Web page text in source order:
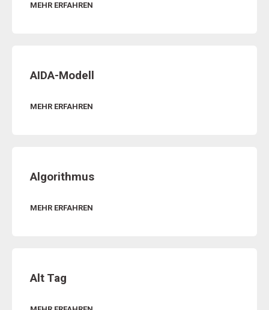
MEHR ERFAHREN
AIDA-Modell
MEHR ERFAHREN
Algorithmus
MEHR ERFAHREN
Alt Tag